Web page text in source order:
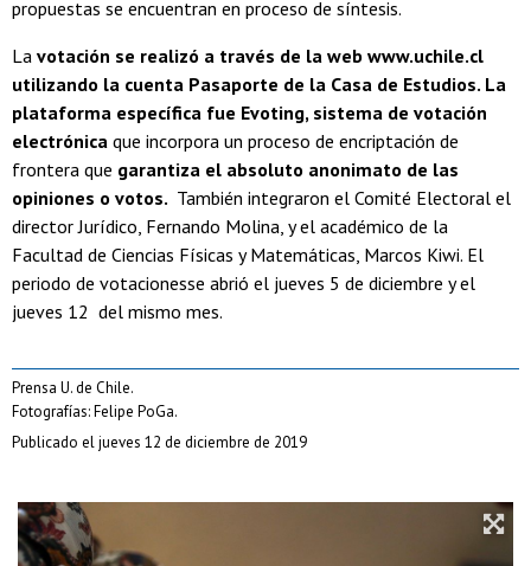
propuestas se encuentran en proceso de síntesis.
La votación se realizó a través de la web www.uchile.cl
utilizando la cuenta Pasaporte de la Casa de Estudios. La
plataforma específica fue Evoting, sistema de votación
electrónica que incorpora un proceso de encriptación de
frontera que garantiza el absoluto anonimato de las
opiniones o votos. También integraron el Comité Electoral el
director Jurídico, Fernando Molina, y el académico de la
Facultad de Ciencias Físicas y Matemáticas, Marcos Kiwi. El
periodo de votacionesse abrió el jueves 5 de diciembre y el
jueves 12 del mismo mes.
Prensa U. de Chile.
Fotografías: Felipe PoGa.
Publicado el jueves 12 de diciembre de 2019